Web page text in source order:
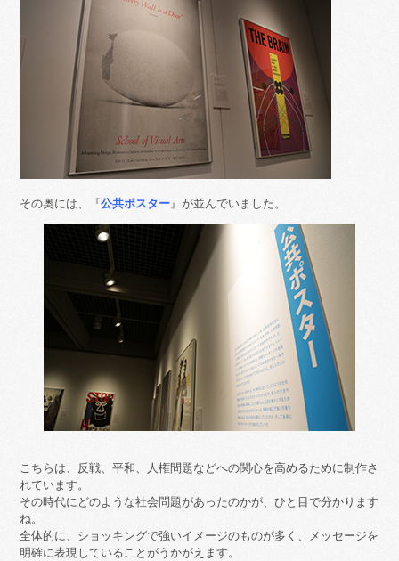
その奥には、『公共ポスター』が並んでいました。
こちらは、反戦、平和、人権問題などへの関心を高めるために制作さ
れています。
その時代にどのような社会問題があったのかが、ひと目で分かります
ね。
全体的に、ショッキングで強いイメージのものが多く、メッセージを
明確に表現していることがうかがえます。